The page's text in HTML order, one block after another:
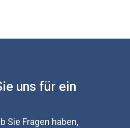
uns für ein
Sie Fragen haben,